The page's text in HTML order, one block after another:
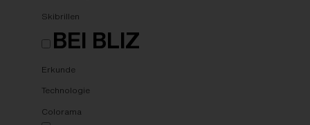
Skibrillen
BEI BLIZ
Erkunde
Technologie
Colorama